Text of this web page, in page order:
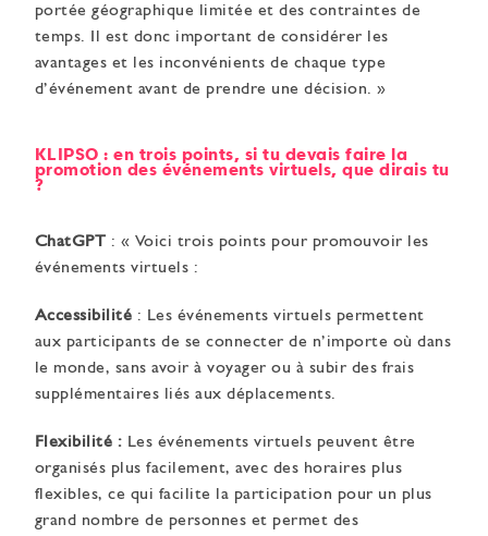
portée géographique limitée et des contraintes de
temps. Il est donc important de considérer les
avantages et les inconvénients de chaque type
d’événement avant de prendre une décision. »
KLIPSO : en trois points, si tu devais faire la
promotion des événements virtuels, que dirais tu
?
ChatGPT : « Voici trois points pour promouvoir les
événements virtuels :
Accessibilité : Les événements virtuels permettent
aux participants de se connecter de n’importe où dans
le monde, sans avoir à voyager ou à subir des frais
supplémentaires liés aux déplacements.
Flexibilité : Les événements virtuels peuvent être
organisés plus facilement, avec des horaires plus
flexibles, ce qui facilite la participation pour un plus
grand nombre de personnes et permet des